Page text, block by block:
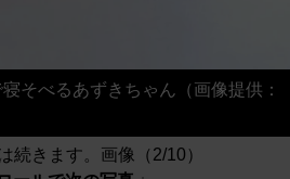
そべるあずきちゃん（画像提供：
続きます。画像（2/10）